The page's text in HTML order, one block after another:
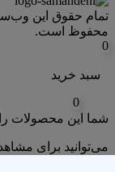
محفوظ است.
0
سبد خرید
0
شما این محصولات را
می‌توانید برای